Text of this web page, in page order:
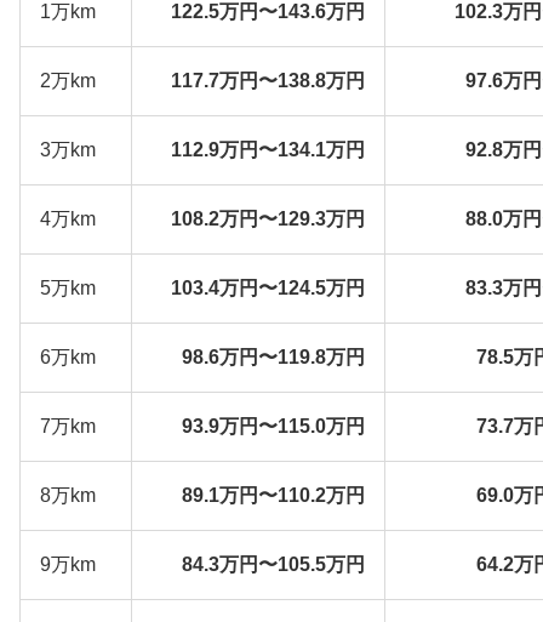
1万km 122.5万円〜143.6万円 102.3万
2万km 117.7万円〜138.8万円 97.6万
3万km 112.9万円〜134.1万円 92.8万
4万km 108.2万円〜129.3万円 88.0万
5万km 103.4万円〜124.5万円 83.3万
6万km 98.6万円〜119.8万円 78.5万
7万km 93.9万円〜115.0万円 73.7万
8万km 89.1万円〜110.2万円 69.0万
9万km 84.3万円〜105.5万円 64.2万